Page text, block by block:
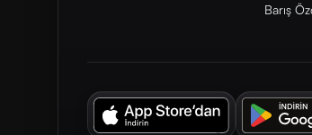
Barış